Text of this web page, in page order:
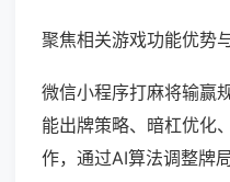
聚焦相关游戏功能优势
微信小程序打麻将输赢
能出牌策略、暗杠优化
作，通过AI算法调整牌